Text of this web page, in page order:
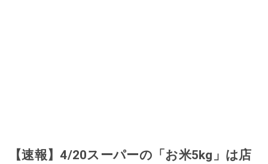
【速報】4/20スーパーの「お米5kg」は店